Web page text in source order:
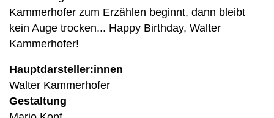
Kammerhofer zum Erzählen beginnt, dann bleibt
kein Auge trocken... Happy Birthday, Walter
Kammerhofer!
Hauptdarsteller:innen
Walter Kammerhofer
Gestaltung